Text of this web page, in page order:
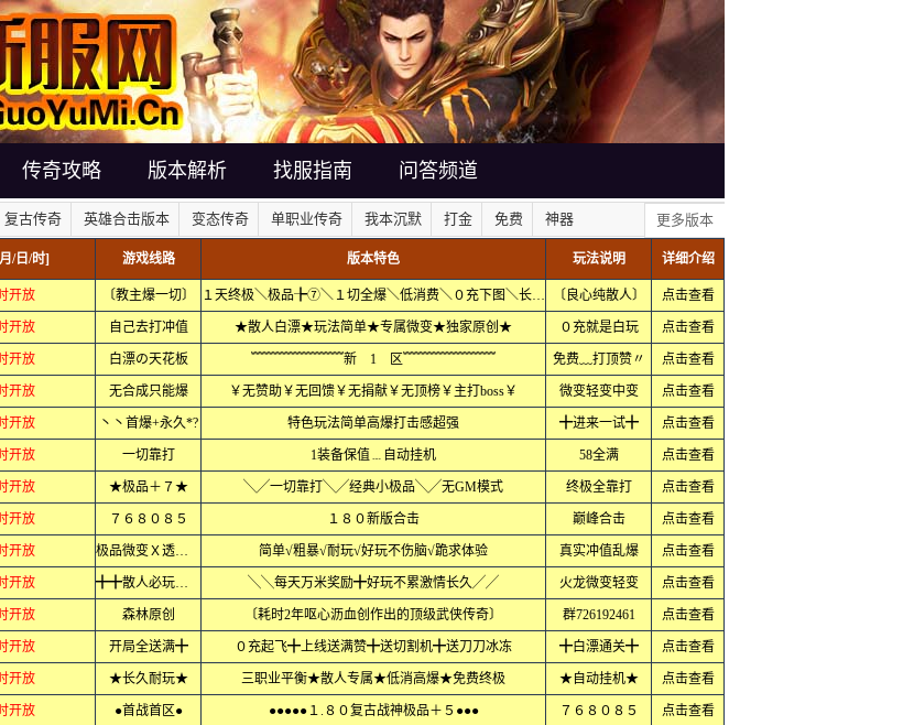
传奇攻略 版本解析 找服指南 问答频道
复古传奇 英雄合击版本 变态传奇 单职业传奇 我本沉默 打金 免费 神器 更多版本
/日/时] 游戏线路 版本特色 玩法说明 详细介绍
开放 〔教主爆一切〕 １天终极＼极品╊⑦＼１切全爆＼低消费＼０充下图＼长久耐玩 〔良心纯散人〕 点击查看
开放 自己去打冲值 ★散人白漂★玩法简单★专属微变★独家原创★ ０充就是白玩 点击查看
开放 白漂の天花板 ﹌﹌﹌﹌﹌﹌﹌新 1 区﹌﹌﹌﹌﹌﹌﹌ 免费﹏打顶赞〃 点击查看
开放 无合成只能爆 ￥无赞助￥无回馈￥无捐献￥无顶榜￥主打boss￥ 微变轻变中变 点击查看
开放 丶丶首爆+永久*? 特色玩法简单高爆打击感超强 ╋进来一试╋ 点击查看
开放 一切靠打 1装备保值﹍自动挂机 58全满 点击查看
开放 ★极品＋７★ ╲╱一切靠打╲╱经典小极品╲╱无GM模式 终极全靠打 点击查看
开放 ７６８０８５ １８０新版合击 巅峰合击 点击查看
开放 极品微变Ｘ透视版 简单√粗暴√耐玩√好玩不伤脑√跪求体验 真实冲值乱爆 点击查看
开放 ╋╋散人必玩╋╋ ╲╲每天万米奖励╋好玩不累激情长久╱╱ 火龙微变轻变 点击查看
开放 森林原创 〔耗时2年呕心沥血创作出的顶级武侠传奇〕 群726192461 点击查看
开放 开局全送满╋ ０充起飞╋上线送满赞╋送切割机╋送刀刀冰冻 ╋白漂通关╋ 点击查看
开放 ★长久耐玩★ 三职业平衡★散人专属★低消高爆★免费终极 ★自动挂机★ 点击查看
开放 ●首战首区● ●●●●●１.８０复古战神极品＋５●●● ７６８０８５ 点击查看